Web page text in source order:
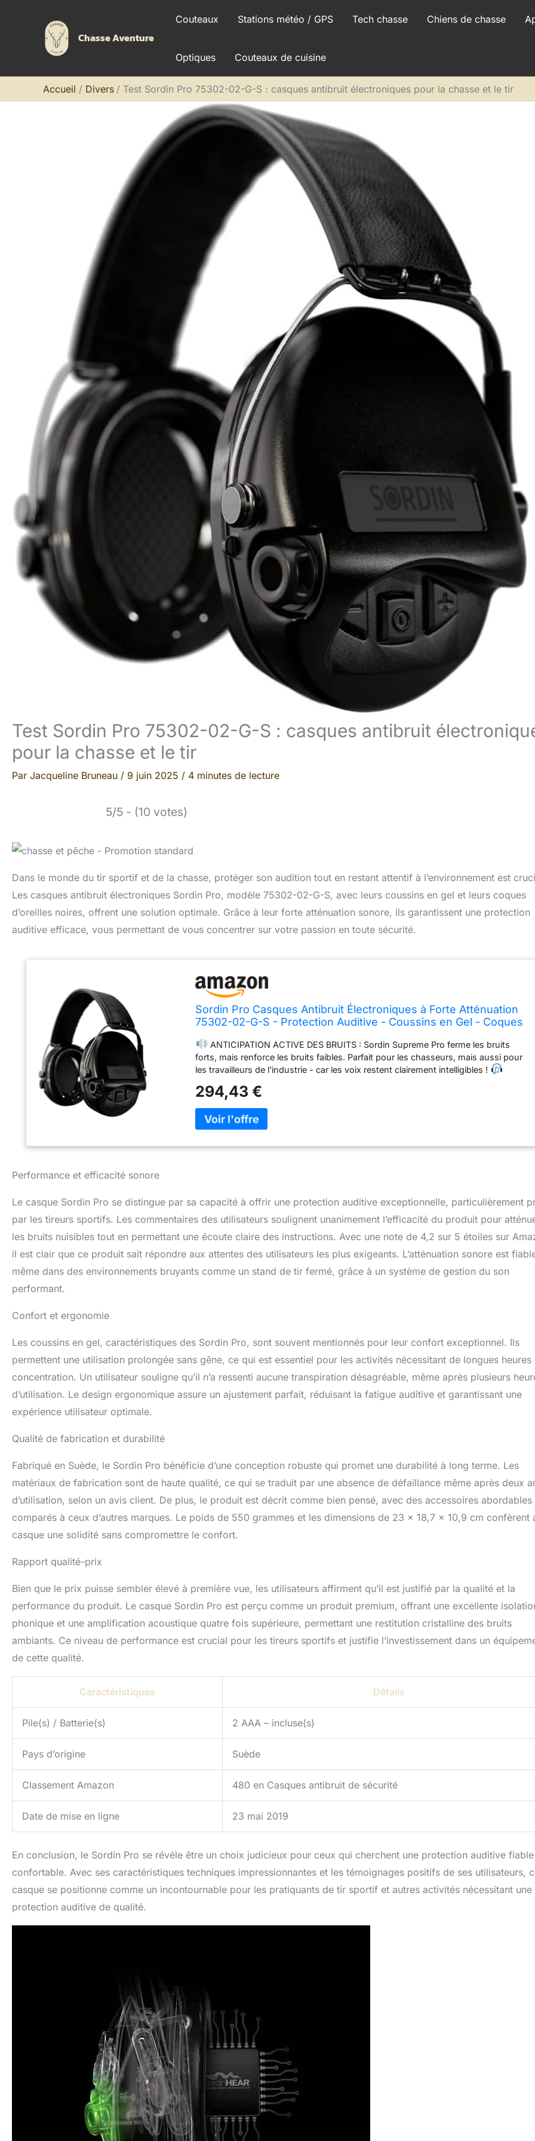
Chasse Aventure
Couteaux Stations météo / GPS Tech chasse Chiens de chasse
Optiques Couteaux de cuisine
Accueil Divers Test Sordin Pro 75302-02-G-S : casques antibruit électroniques pour la chasse et le tir
Test Sordin Pro 75302-02-G-S : casques antibruit
pour la chasse et le tir
Par Jacqueline Bruneau / 9 juin 2025 / 4 minutes de lecture
5/5 - (10 votes)
Dans le monde du tir sportif et de la chasse, protéger son audition tout en restant attentif à l’environnement est
Les casques antibruit électroniques Sordin Pro, modèle 75302-02-G-S, avec leurs coussins en gel et leurs coques
d’oreilles noires, offrent une solution optimale. Grâce à leur forte atténuation sonore, ils garantissent une protection
auditive efficace, vous permettant de vous concentrer sur votre passion en toute sécurité.
Sordin Pro Casques Antibruit Électroniques à Forte Atténuation
75302-02-G-S - Protection Auditive - Coussins en Gel - Coques
ANTICIPATION ACTIVE DES BRUITS : Sordin Supreme Pro ferme les bruits
forts, mais renforce les bruits faibles. Parfait pour les chasseurs, mais aussi pour
les travailleurs de l'industrie - car les voix restent clairement intelligibles !
connues sous le nom de Sordin, sont désormais distribuées par le fabricant
suédois Sordin lui-même - la qualité parfaite du produit ne change pas du tout
QUALITÉ GENORMÉE : Approuvé selon EN 352-1, EN 352-4 ainsi que EN 352-8
(casque antibruit à atténuation dépendante du niveau avec entrée audio de
divertissement) ! Convient aussi parfaitement aux professionnels au travail
animaux et tes camarades pendant que les coups de feu sont étouffés !
294,43 €
Performance et efficacité sonore
Le casque Sordin Pro se distingue par sa capacité à offrir une protection auditive exceptionnelle, particulièrement
par les tireurs sportifs. Les commentaires des utilisateurs soulignent unanimement l’efficacité du produit pour
les bruits nuisibles tout en permettant une écoute claire des instructions. Avec une note de 4,2 sur 5 étoiles sur
il est clair que ce produit sait répondre aux attentes des utilisateurs les plus exigeants. L’atténuation sonore est
même dans des environnements bruyants comme un stand de tir fermé, grâce à un système de gestion du son
performant.
Confort et ergonomie
Les coussins en gel, caractéristiques des Sordin Pro, sont souvent mentionnés pour leur confort exceptionnel. Ils
permettent une utilisation prolongée sans gêne, ce qui est essentiel pour les activités nécessitant de longues heures
concentration. Un utilisateur souligne qu’il n’a ressenti aucune transpiration désagréable, même après plusieurs
d’utilisation. Le design ergonomique assure un ajustement parfait, réduisant la fatigue auditive et garantissant une
expérience utilisateur optimale.
Qualité de fabrication et durabilité
Fabriqué en Suède, le Sordin Pro bénéficie d’une conception robuste qui promet une durabilité à long terme. Les
matériaux de fabrication sont de haute qualité, ce qui se traduit par une absence de défaillance même après deux
d’utilisation, selon un avis client. De plus, le produit est décrit comme bien pensé, avec des accessoires abordables
comparés à ceux d’autres marques. Le poids de 550 grammes et les dimensions de 23 x 18,7 x 10,9 cm confèrent
casque une solidité sans compromettre le confort.
Rapport qualité-prix
Bien que le prix puisse sembler élevé à première vue, les utilisateurs affirment qu’il est justifié par la qualité et la
performance du produit. Le casque Sordin Pro est perçu comme un produit premium, offrant une excellente
phonique et une amplification acoustique quatre fois supérieure, permettant une restitution cristalline des bruits
ambiants. Ce niveau de performance est crucial pour les tireurs sportifs et justifie l’investissement dans un
de cette qualité.
Caractéristiques Détails
Pile(s) / Batterie(s) 2 AAA – incluse(s)
Pays d’origine Suède
Classement Amazon 480 en Casques antibruit de sécurité
Date de mise en ligne 23 mai 2019
En conclusion, le Sordin Pro se révèle être un choix judicieux pour ceux qui cherchent une protection auditive
confortable. Avec ses caractéristiques techniques impressionnantes et les témoignages positifs de ses utilisateurs,
casque se positionne comme un incontournable pour les pratiquants de tir sportif et autres activités nécessitant une
protection auditive de qualité.